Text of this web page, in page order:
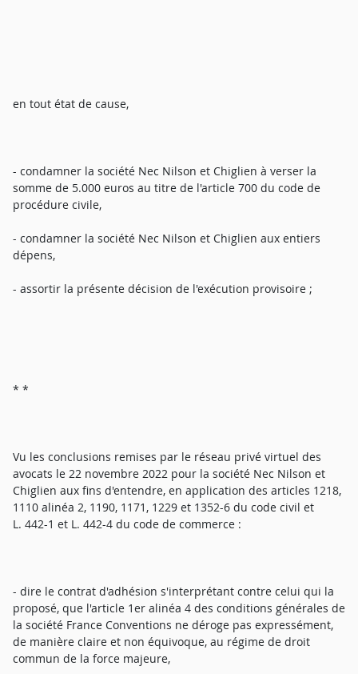
en tout état de cause,
- condamner la société Nec Nilson et Chiglien à verser la
somme de 5.000 euros au titre de l'article 700 du code de
procédure civile,
- condamner la société Nec Nilson et Chiglien aux entiers
dépens,
- assortir la présente décision de l'exécution provisoire ;
* *
Vu les conclusions remises par le réseau privé virtuel des
avocats le 22 novembre 2022 pour la société Nec Nilson et
Chiglien aux fins d'entendre, en application des articles 1218,
1110 alinéa 2, 1190, 1171, 1229 et 1352-6 du code civil et
L. 442-1 et L. 442-4 du code de commerce :
- dire le contrat d'adhésion s'interprétant contre celui qui la
proposé, que l'article 1er alinéa 4 des conditions générales de
la société France Conventions ne déroge pas expressément,
de manière claire et non équivoque, au régime de droit
commun de la force majeure,